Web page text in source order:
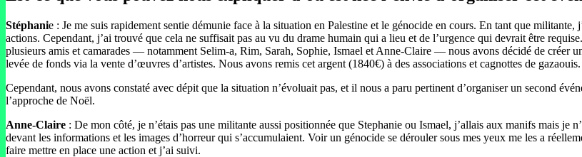
Stéphanie : Je me suis rapidement sentie démunie face à la situation en Palestine et le génocide en cours. En tant que
actions. Cependant, j’ai trouvé que cela ne suffisait pas au vu du drame humain qui a lieu et de l’urgence qui devrait être
plusieurs amis et camarades — notamment Selim-a, Rim, Sarah, Sophie, Ismael et Anne-Claire — nous avons décidé de créer
levée de fonds via la vente d’œuvres d’artistes. Nous avons remis cet argent (1840€) à des associations et cagnottes de gazaouis.
Cependant, nous avons constaté avec dépit que la situation n’évoluait pas, et il nous a paru pertinent d’organiser un second
l’approche de Noël.
Anne-Claire : De mon côté, je n’étais pas une militante aussi positionnée que Stephanie ou Ismael, j’allais aux manifs mais je
devant les informations et les images d’horreur qui s’accumulaient. Voir un génocide se dérouler sous mes yeux me les a
faire mettre en place une action et j’ai suivi.